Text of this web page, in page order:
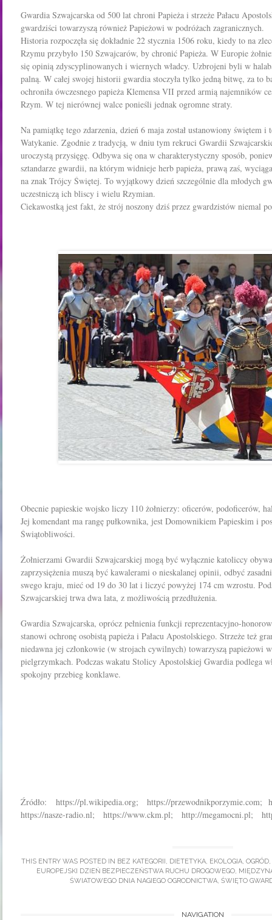
Gwardia Szwajcarska od 500 lat chroni Papieża i strzeże Pałacu
gwardziści towarzyszą również Papieżowi w podróżach zagranicznych.
Historia rozpoczęła się dokładnie 22 stycznia 1506 roku, kiedy to na
Rzymu przybyło 150 Szwajcarów, by chronić Papieża. W Europie
się opinią zdyscyplinowanych i wiernych władcy. Uzbrojeni byli w
palną. W całej swojej historii gwardia stoczyła tylko jedną bitwę, za to
ochroniła ówczesnego papieża Klemensa VII przed armią najemników
Rzym. W tej nierównej walce ponieśli jednak ogromne straty.
Na pamiątkę tego zdarzenia, dzień 6 maja został ustanowiony świętem i
Watykanie. Zgodnie z tradycją, w dniu tym rekruci Gwardii
uroczystą przysięgę. Odbywa się ona w charakterystyczny sposób,
sztandarze gwardii, na którym widnieje herb papieża, prawą zaś,
na znak Trójcy Świętej. To wyjątkowy dzień szczególnie dla młodych
uczestniczą ich bliscy i wielu Rzymian.
Ciekawostką jest fakt, że strój noszony dziś przez gwardzistów niemal
Obecnie papieskie wojsko liczy 110 żołnierzy: oficerów, podoficerów,
Jej komendant ma rangę pułkownika, jest Domownikiem Papieskim i
Świątobliwości.
Żołnierzami Gwardii Szwajcarskiej mogą być wyłącznie katoliccy
zaprzysiężenia muszą być kawalerami o nieskalanej opinii, odbyć
swego kraju, mieć od 19 do 30 lat i liczyć powyżej 174 cm wzrostu.
Szwajcarskiej trwa dwa lata, z możliwością przedłużenia.
Gwardia Szwajcarska, oprócz pełnienia funkcji reprezentacyjno-
stanowi ochronę osobistą papieża i Pałacu Apostolskiego. Strzeże też
niedawna jej członkowie (w strojach cywilnych) towarzyszą papieżowi
pielgrzymkach. Podczas wakatu Stolicy Apostolskiej Gwardia podlega
spokojny przebieg konklawe.
Źródło: https://pl.wikipedia.org; https://przewodnikporzymie.com;
https://nasze-radio.nl; https://www.ckm.pl; http://megamocni.pl;
THIS ENTRY WAS POSTED IN BEZ KATEGORII, DIETETYKA, EKOLOGIA, OGRÓD,
EUROPEJSKI DZIEŃ BEZPIECZEŃSTWA RUCHU DROGOWEGO,
ŚWIATOWEGO DNIA NAGIEGO OGRODNICTWA, ŚWIĘTO
NAVIGATION